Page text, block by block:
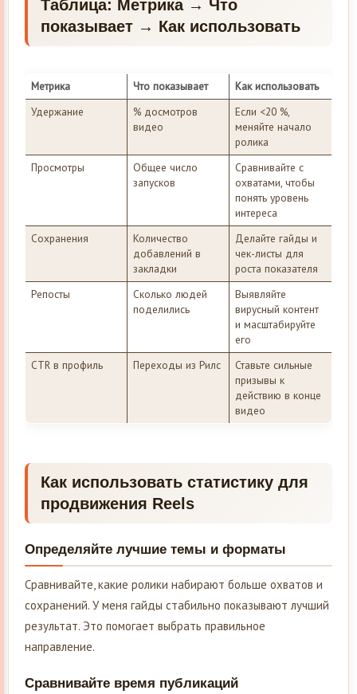
Таблица: Метрика → Что
показывает → Как использовать
Метрика Что показывает
Как использовать
Удержание
% досмотров
видео
Если <20 %,
меняйте начало
ролика
Просмотры
Общее число
запусков
Сравнивайте с
охватами, чтобы
понять уровень
интереса
Сохранения
Количество
добавлений в
закладки
Делайте гайды и
чек-листы для
роста показателя
Репосты
Сколько людей
поделились
Выявляйте
вирусный контент
и масштабируйте
его
CTR в профиль
Переходы из Рилс
Ставьте сильные
призывы к
действию в конце
видео
Как использовать статистику для
продвижения Reels
Определяйте лучшие темы и форматы
Сравнивайте, какие ролики набирают больше охватов и
сохранений. У меня гайды стабильно показывают лучший
результат. Это помогает выбрать правильное
направление.
Сравнивайте время публикаций